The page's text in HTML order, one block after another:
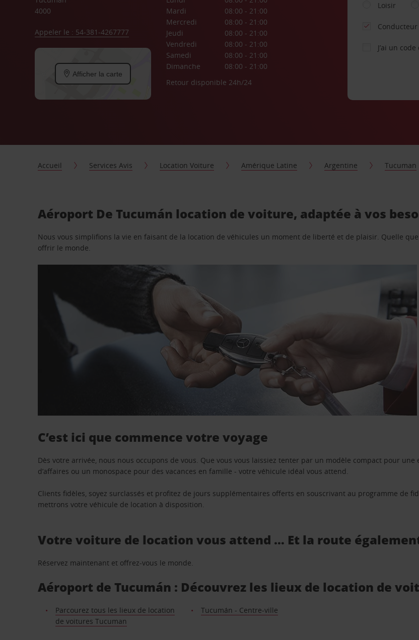
4000
Appeler le : 54-381-4267777
Afficher la carte
Mardi
08:00 - 21:00
Mercredi
08:00 - 21:00
Jeudi
08:00 - 21:00
Vendredi
08:00 - 21:00
Samedi
08:00 - 21:00
Dimanche
08:00 - 21:00
Retour disponible 24h/24
Loisir
J’ai un
Accueil Services Avis Location Voiture Amérique Latine Argentine Tucuman
Aéroport De Tucumán location de voiture, adaptée à vos
Nous vous simplifions la vie en faisant de la location de véhicules un moment de liberté et de plaisir. Quelle
offrir le monde.
C’est ici que commence votre voyage
Dès votre arrivée, nous nous occupons de vous. Que vous vous laissiez tenter par un modèle compact pour
d’affaires ou un monospace pour des vacances en famille - votre véhicule idéal vous attend.
Clients fidèles, soyez surclassés et profitez de jours supplémentaires offerts en souscrivant au programme de
mettrons votre véhicule de location à disposition.
Votre voiture de location vous attend … Et la route
Réservez maintenant et offrez-vous le monde.
Aéroport de Tucumán : Découvrez les lieux de location de
Parcourez tous les lieux de location
de voitures Tucuman
Tucumán - Centre-ville